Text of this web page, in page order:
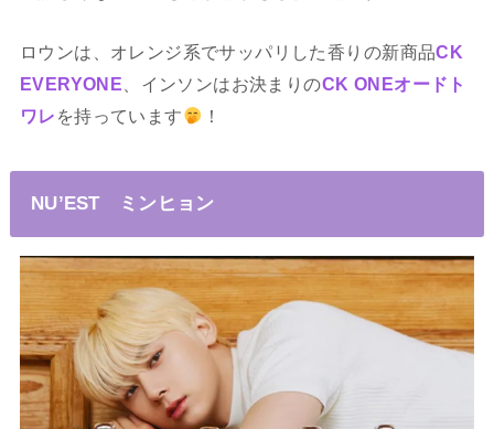
ロウンは、オレンジ系でサッパリした香りの新商品CK
EVERYONE 、インソンはお決まりのCK ONEオードト
ワレ を持っています ！
NU’EST ミンヒョン